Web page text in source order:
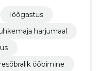
lõõgastus
harjumaal
ööbimine